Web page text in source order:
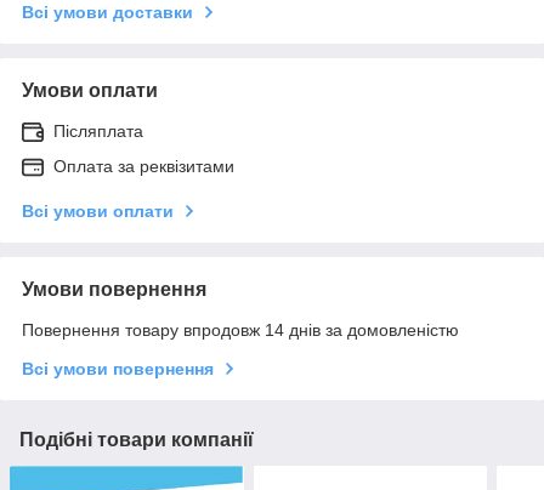
Всі умови доставки
Умови оплати
Післяплата
Оплата за реквізитами
Всі умови оплати
Умови повернення
Повернення товару впродовж 14 днів за домовленістю
Всі умови повернення
Подібні товари компанії